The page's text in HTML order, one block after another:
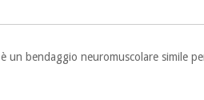
è un bendaggio neuromuscolare simile